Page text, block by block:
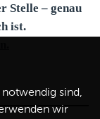
Stelle – genau
ist.
sind,
wir